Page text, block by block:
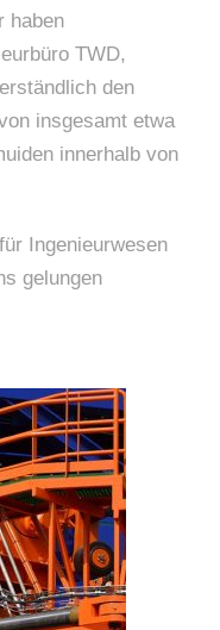
haben
TWD,
den
insgesamt etwa
innerhalb von
Ingenieurwesen
gelungen